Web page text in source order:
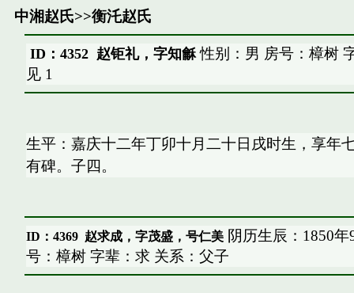
中湘赵氏>>衡汑赵氏
ID：4352 赵钜礼，字知龢性别：男 房号：樟树
见 1
生平：嘉庆十二年丁卯十月二十日戌时生，享年
有碑。子四。
ID：4369 赵求成，字茂盛，号仁美阴历生辰：1850年
号：樟树 字辈：求 关系：父子